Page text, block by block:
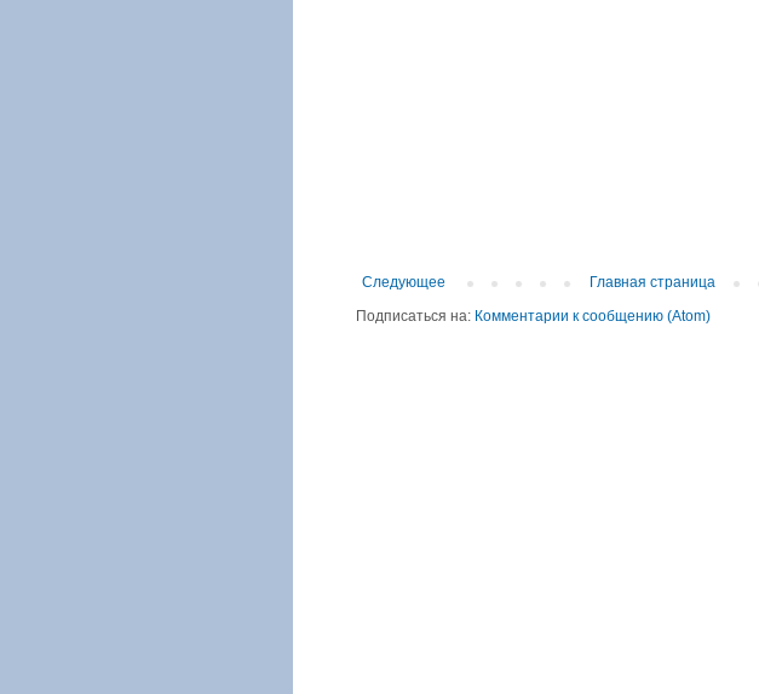
Следующее
Главная страница
Подписаться на: Комментарии к сообщению (Atom)